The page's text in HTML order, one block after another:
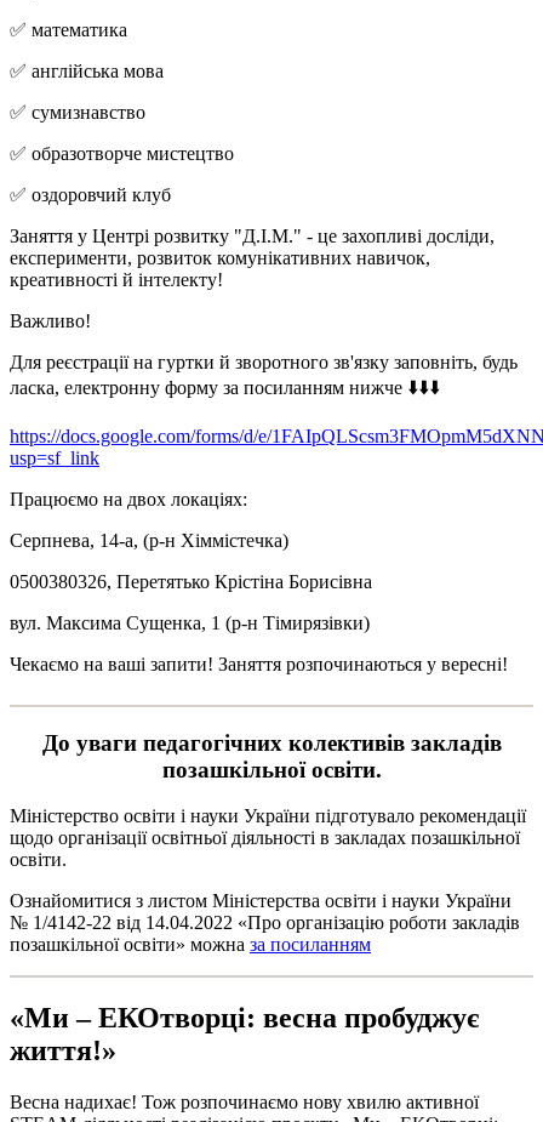
✅ математика
✅ англійська мова
✅ сумизнавство
✅ образотворче мистецтво
✅ оздоровчий клуб
Заняття у Центрі розвитку "Д.І.М." - це захопливі досліди,
експерименти, розвиток комунікативних навичок,
креативності й інтелекту!
Важливо!
Для реєстрації на гуртки й зворотного зв'язку заповніть, будь
ласка, електронну форму за посиланням нижче ⬇️⬇️⬇️
https://docs.google.com/forms/d/e/
usp=sf_link
Працюємо на двох локаціях:
Серпнева, 14-а, (р-н Хіммістечка)
0500380326, Перетятько Крістіна Борисівна
вул. Максима Сущенка, 1 (р-н Тімирязівки)
Чекаємо на ваші запити! Заняття розпочинаються у вересні!
До уваги педагогічних колективів закладів
позашкільної освіти.
Міністерство освіти і науки України підготувало рекомендації
щодо організації освітньої діяльності в закладах позашкільної
освіти.
Ознайомитися з листом Міністерства освіти і науки України
№ 1/4142-22 від 14.04.2022 «Про організацію роботи закладів
позашкільної освіти» можна за посиланням
«Ми – ЕКОтворці: весна пробуджує
життя!»
Весна надихає! Тож розпочинаємо нову хвилю активної